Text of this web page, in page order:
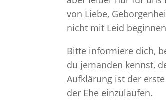
von Liebe,
nicht mit Leid
Bitte informiere dich,
du jemanden kennst,
Aufklärung ist der
der Ehe einzulaufen.